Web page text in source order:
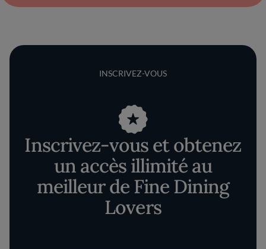
INSCRIVEZ-VOUS
Inscrivez-vous et obtenez
un accès illimité au
meilleur de Fine Dining
Lovers